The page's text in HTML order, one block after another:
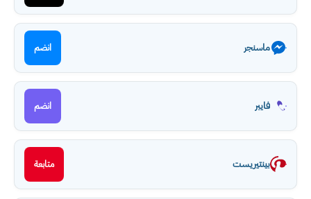
ماسنجر انضم
فايبر انضم
بينتيريست متابعة